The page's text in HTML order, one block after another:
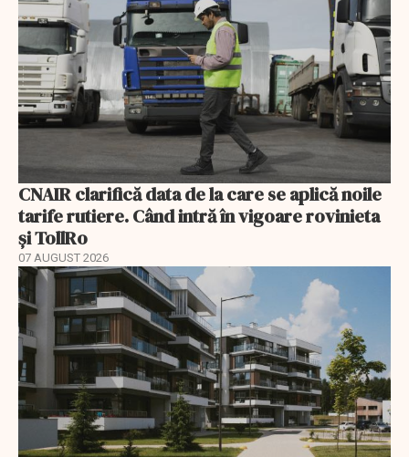
CNAIR clarifică data de la care se aplică noile
tarife rutiere. Când intră în vigoare rovinieta
și TollRo
07 AUGUST 2026